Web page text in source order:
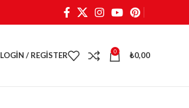
LOGIN / REGISTER 0 ₺0,00